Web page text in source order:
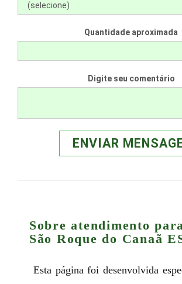
Quantidade aproximada
Digite seu comentário
ENVIAR
Sobre atendimento
São Roque do Canaã
Esta página foi desenvolvida